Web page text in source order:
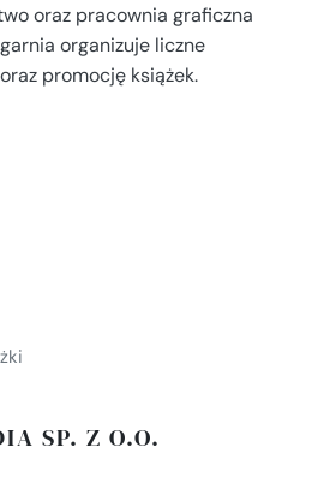
oraz pracownia graficzna
organizuje liczne
promocję książek.
SP. Z O.O.